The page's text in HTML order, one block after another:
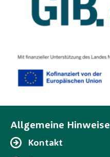
Allgemeine Hinweise
Kontakt